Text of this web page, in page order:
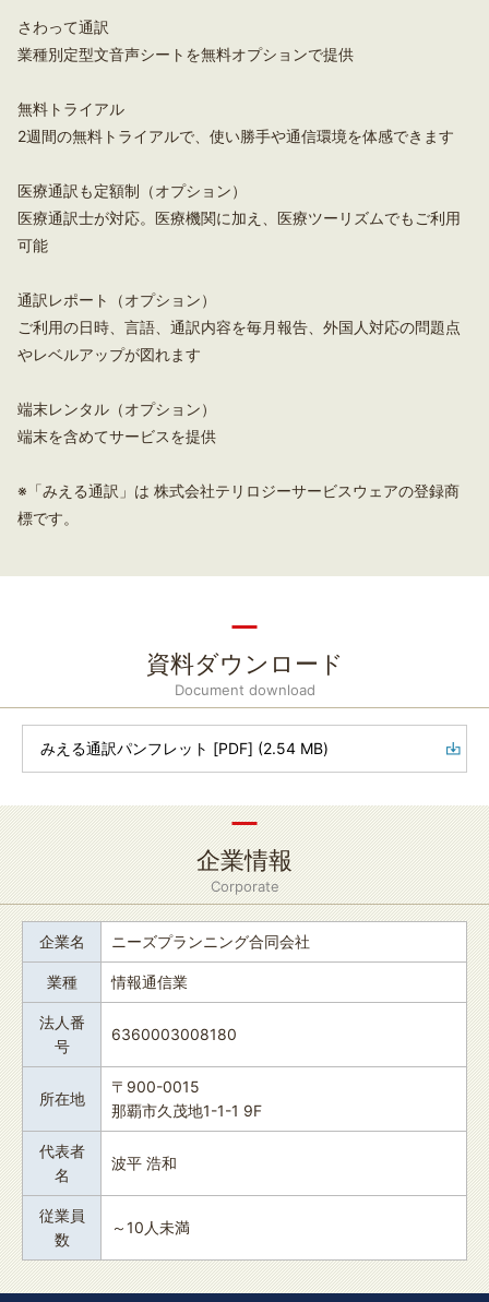
さわって通訳
業種別定型文音声シートを無料オプションで提供
無料トライアル
2週間の無料トライアルで、使い勝手や通信環境を体感できます
医療通訳も定額制（オプション）
医療通訳士が対応。医療機関に加え、医療ツーリズムでもご利用
可能
通訳レポート（オプション）
ご利用の日時、言語、通訳内容を毎月報告、外国人対応の問題点
やレベルアップが図れます
端末レンタル（オプション）
端末を含めてサービスを提供
※「みえる通訳」は 株式会社テリロジーサービスウェアの登録商
標です。
資料ダウンロード
Document download
みえる通訳パンフレット [PDF] (2.54 MB)
企業情報
Corporate
企業名 ニーズプランニング合同会社
業種 情報通信業
法人番
号
6360003008180
所在地
〒900-0015
那覇市久茂地1-1-1 9F
代表者
名
波平 浩和
従業員
数
～10人未満